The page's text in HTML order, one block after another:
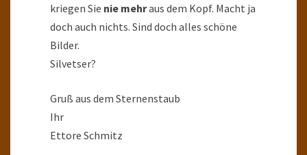
kriegen Sie nie mehraus dem Kopf. Macht ja
doch auch nichts. Sind doch alles schöne
Bilder.
Silvetser?
Gruß aus dem Sternenstaub
Ihr
Ettore Schmitz